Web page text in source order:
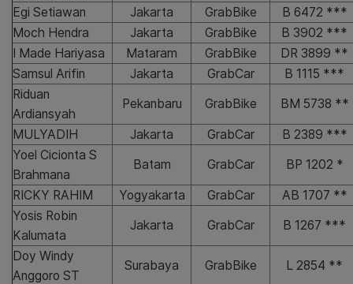
Egi Setiawan Jakarta GrabBike
B 6472 ***
Moch Hendra
Jakarta GrabBike
B 3902 ***
I Made Hariyasa
Mataram GrabBike
DR 3899 **
Samsul Arifin
Jakarta GrabCar
B 1115 ***
Riduan
Ardiansyah
Pekanbaru GrabBike BM 5738 **
MULYADIH Jakarta GrabCar
B 2389 ***
Yoel Cicionta S
Brahmana
Batam GrabCar BP 1202 *
RICKY RAHIM Yogyakarta GrabCar
AB 1707 **
Yosis Robin
Kalumata
Jakarta GrabCar B 1267 ***
Doy Windy
Anggoro ST
Surabaya GrabBike L 2854 **